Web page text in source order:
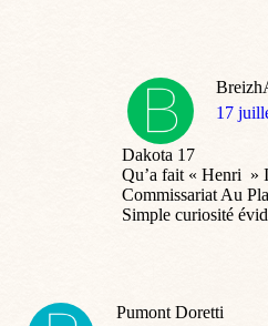
dit
17
Dakota 17
Qu’a fait « Henri »
Commissariat Au
Simple curiosité
Pumont Doretti